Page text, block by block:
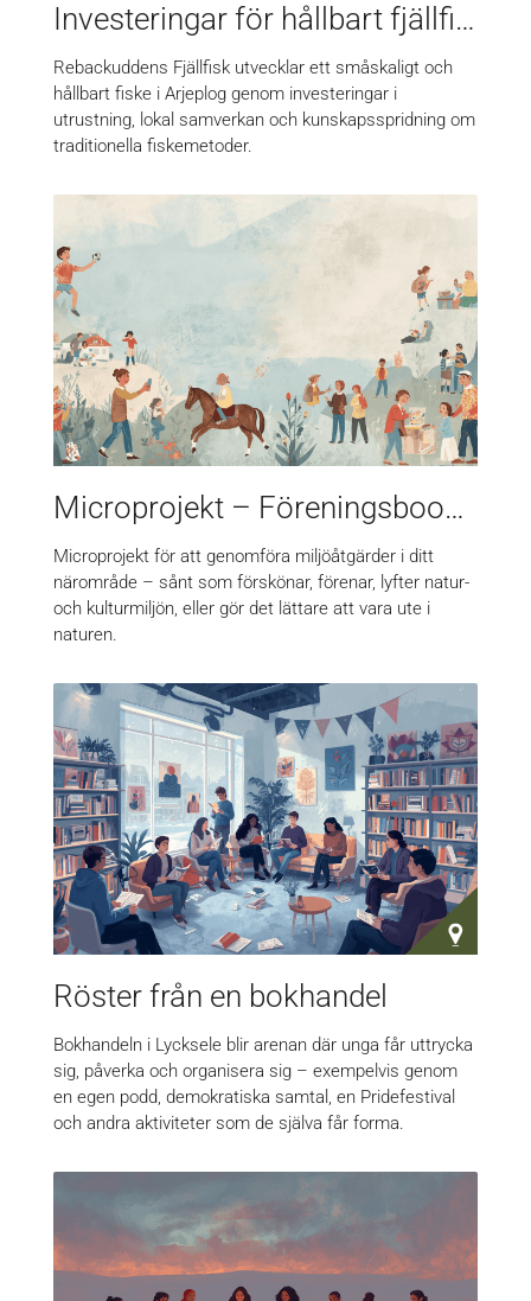
Investeringar för hållbart fjällfiske
Rebackuddens Fjällfisk utvecklar ett småskaligt och
hållbart fiske i Arjeplog genom investeringar i
utrustning, lokal samverkan och kunskapsspridning om
traditionella fiskemetoder.
Microprojekt – Föreningsboosten
Microprojekt för att genomföra miljöåtgärder i ditt
närområde – sånt som förskönar, förenar, lyfter natur-
och kulturmiljön, eller gör det lättare att vara ute i
naturen.
Röster från en bokhandel
Bokhandeln i Lycksele blir arenan där unga får uttrycka
sig, påverka och organisera sig – exempelvis genom
en egen podd, demokratiska samtal, en Pridefestival
och andra aktiviteter som de själva får forma.